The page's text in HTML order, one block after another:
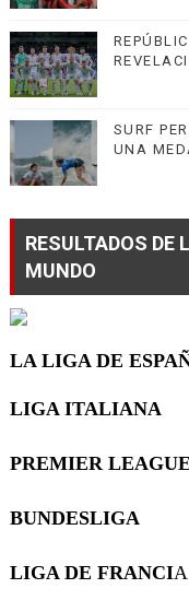
SURF
UNA
RESULTADOS DE
MUNDO
LA LIGA DE
LIGA ITALIANA
PREMIER LEAGUE
BUNDESLIGA
LIGA DE FRANCIA